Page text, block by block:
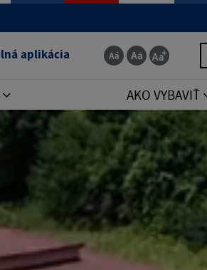
aplikácia
AKO VYBAVIŤ